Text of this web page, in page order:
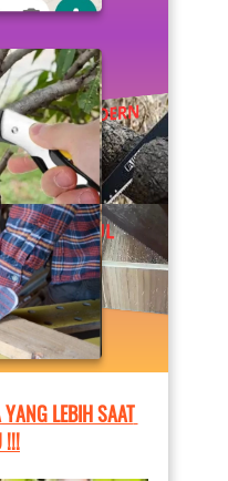
LEBIH SAAT
!!!